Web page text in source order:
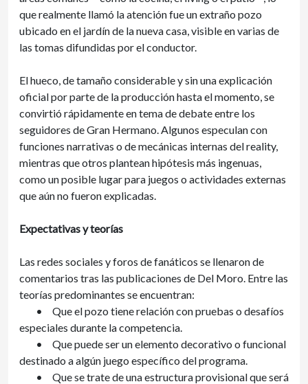
que realmente llamó la atención fue un extraño pozo
ubicado en el jardín de la nueva casa, visible en varias de
las tomas difundidas por el conductor.
El hueco, de tamaño considerable y sin una explicación
oficial por parte de la producción hasta el momento, se
convirtió rápidamente en tema de debate entre los
seguidores de Gran Hermano. Algunos especulan con
funciones narrativas o de mecánicas internas del reality,
mientras que otros plantean hipótesis más ingenuas,
como un posible lugar para juegos o actividades externas
que aún no fueron explicadas.
Expectativas y teorías
Las redes sociales y foros de fanáticos se llenaron de
comentarios tras las publicaciones de Del Moro. Entre las
teorías predominantes se encuentran:
•
Que el pozo tiene relación con pruebas o desafíos
especiales durante la competencia.
•
Que puede ser un elemento decorativo o funcional
destinado a algún juego específico del programa.
•
Que se trate de una estructura provisional que será